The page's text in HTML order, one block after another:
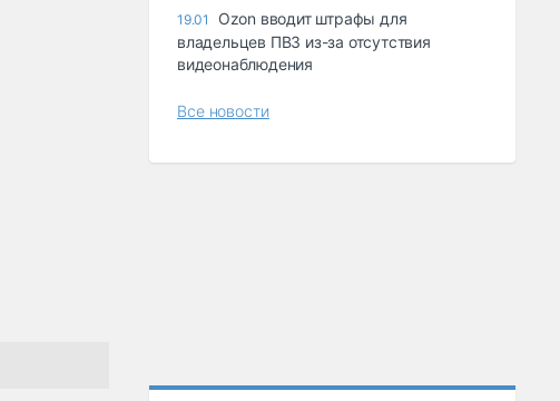
19.01
Ozon вводит штрафы для
владельцев ПВЗ из-за отсутствия
видеонаблюдения
Все новости